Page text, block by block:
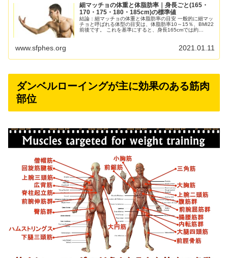
細マッチョの体重と体脂肪率｜身長ごと(165・
170・175・180・185cm)の標準値
結論：細マッチョの体重と体脂肪率の目安 一般的に細マッ
チョと呼ばれる体型の目安は、体脂肪率10～15％、BMI22
前後です。 これを基準にすると、身長165cmでは約
www.sfphes.org 2021.01.11
ダンベルローイングが主に効果のある筋肉
部位